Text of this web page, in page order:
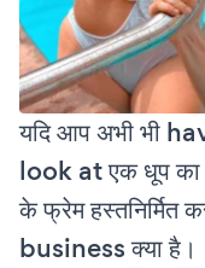
यदि आप अभी भी
look at एक धूप का
के फ्रेम
business क्या है।